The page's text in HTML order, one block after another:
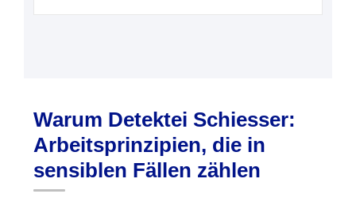
Warum Detektei Schiesser:
Arbeitsprinzipien, die in
sensiblen Fällen zählen